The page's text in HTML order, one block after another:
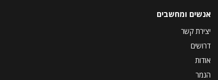
אנשים ומחשבים
יצירת קשר
דרושים
אודות
הנמר